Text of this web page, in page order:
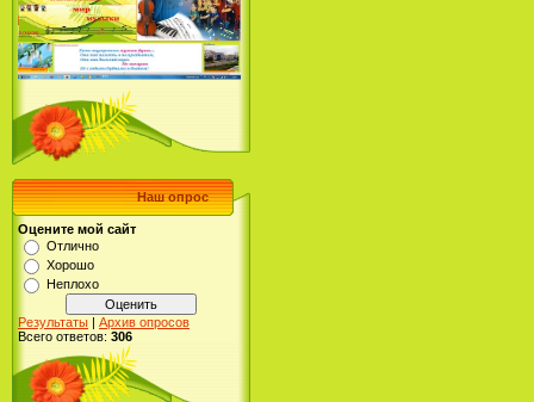
Наш опрос
Оцените мой сайт
Отлично
Хорошо
Неплохо
Результаты | Архив опросов
Всего ответов: 306